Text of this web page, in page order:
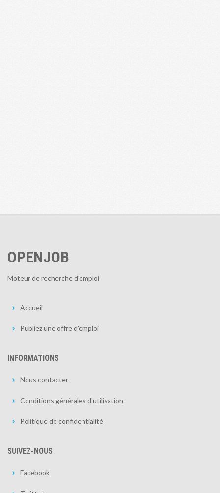
OPENJOB
Moteur de recherche d'emploi
Accueil
Publiez une offre d'emploi
INFORMATIONS
Nous contacter
Conditions générales d'utilisation
Politique de confidentialité
SUIVEZ-NOUS
Facebook